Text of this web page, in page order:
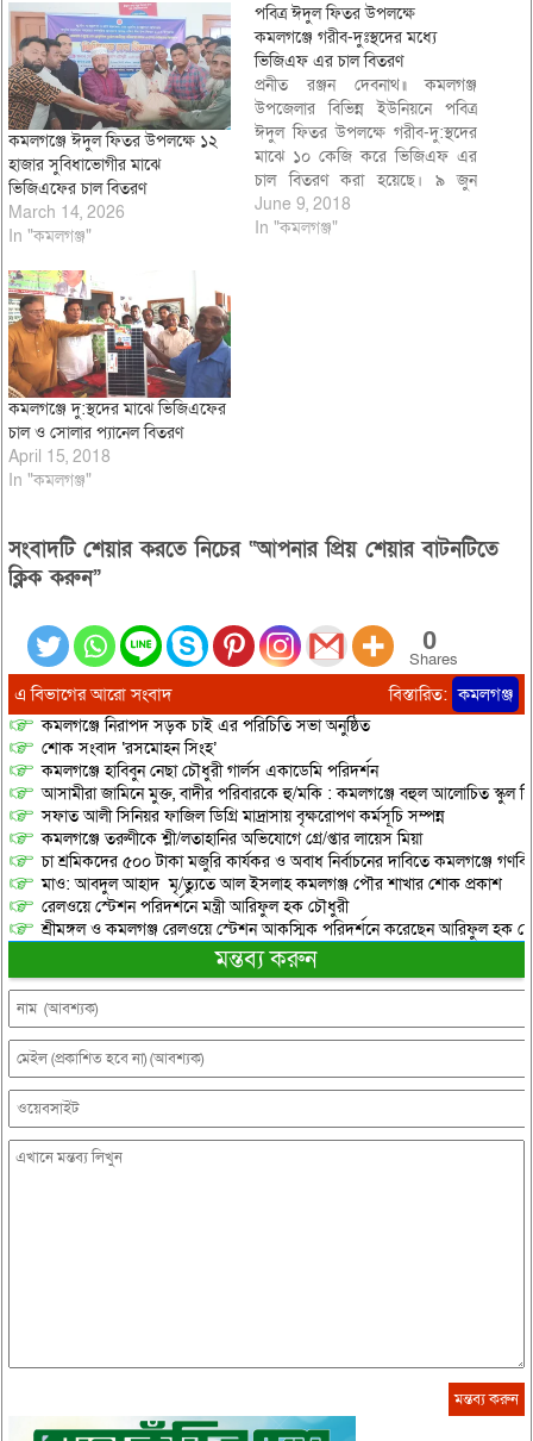
কমলগঞ্জে ঈদুল ফিতর উপলক্ষে ১২
হাজার সুবিধাভোগীর মাঝে
ভিজিএফের চাল বিতরণ
March 14, 2026
In "কমলগঞ্জ"
পবিত্র ঈদুল ফিতর উপলক্ষে
কমলগঞ্জে গরীব-দুঃস্থদের মধ্যে
ভিজিএফ এর চাল বিতরণ
প্রনীত রঞ্জন দেবনাথ॥ কমলগঞ্জ
উপজেলার বিভিন্ন ইউনিয়নে পবিত্র
ঈদুল ফিতর উপলক্ষে গরীব-দু:স্থদের
মাঝে ১০ কেজি করে ভিজিএফ এর
চাল বিতরণ করা হয়েছে। ৯ জুন
শনিবার দিনভর বিভিন্ন ইউনিয়নে
প্রধান অতিথি হিসেবে উপস্থিত থেকে
June 9, 2018
In "কমলগঞ্জ"
কমলগঞ্জে দু:স্থদের মাঝে ভিজিএফের
চাল ও সোলার প্যানেল বিতরণ
April 15, 2018
In "কমলগঞ্জ"
সংবাদটি শেয়ার করতে নিচের “আপনার প্রিয় শেয়ার বাটনটিতে
ক্লিক করুন”
0
Shares
এ বিভাগের আরো সংবাদ বিস্তারিত: কমলগঞ্জ
কমলগঞ্জে নিরাপদ সড়ক চাই এর পরিচিতি সভা অনুষ্ঠিত
শোক সংবাদ ‘রসমোহন সিংহ’
কমলগঞ্জে হাবিবুন নেছা চৌধুরী গার্লস একাডেমি পরিদর্শন
আসামীরা জামিনে মুক্ত, বাদীর পরিবারকে হু/মকি : কমলগঞ্জে বহুল আলোচিত স্কুল
সফাত আলী সিনিয়র ফাজিল ডিগ্রি মাদ্রাসায় বৃক্ষরোপণ কর্মসূচি সম্পন্ন
কমলগঞ্জে তরুণীকে শ্লী/লতাহানির অভিযোগে গ্রে/প্তার লায়েস মিয়া
চা শ্রমিকদের ৫০০ টাকা মজুরি কার্যকর ও অবাধ নির্বাচনের দাবিতে কমলগঞ্জে
মাও: আবদুল আহাদ মৃ/ত্যুতে আল ইসলাহ কমলগঞ্জ পৌর শাখার শোক প্রকাশ
রেলওয়ে স্টেশন পরিদর্শনে মন্ত্রী আরিফুল হক চৌধুরী
শ্রীমঙ্গল ও কমলগঞ্জ রেলওয়ে স্টেশন আকস্মিক পরিদর্শনে করেছেন আরিফুল হক
মন্তব্য করুন